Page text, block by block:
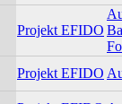
Projekt EFIDO
Projekt EFIDO